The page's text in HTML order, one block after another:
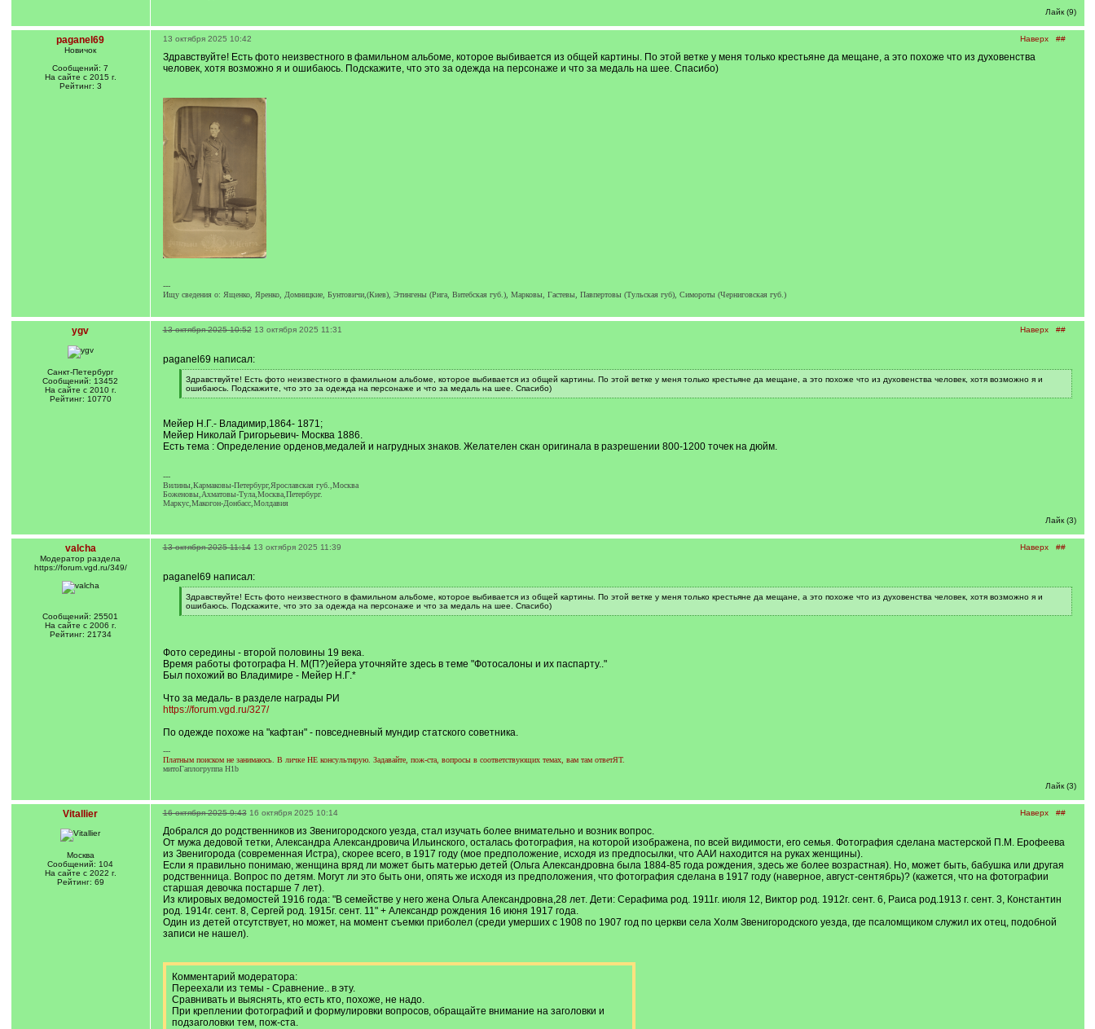
Лайк (9)
paganel69
Новичок
Сообщений: 7
На сайте с 2015 г.
Рейтинг: 3
Наверх ##
13 октября 2025 10:42
Здравствуйте! Есть фото неизвестного в фамильном альбоме, которое выбивается из общей картины. По этой ветке у меня только крестьяне да мещане, а это похоже что из духовенства
человек, хотя возможно я и ошибаюсь. Подскажите, что это за одежда на персонаже и что за медаль на шее. Спасибо)
---
Ищу сведения о: Ященко, Яренко, Домницкие, Бунтовичи,(Киев), Этингены (Рига, Витебская губ.), Марковы, Гастевы, Павпертовы (Тульская губ), Симороты (Черниговская губ.)
ygv
Санкт-Петербург
Сообщений: 13452
На сайте с 2010 г.
Рейтинг: 10770
Наверх ##
13 октября 2025 10:52 13 октября 2025 11:31
paganel69 написал:
[
q
]
Здравствуйте! Есть фото неизвестного в фамильном альбоме, которое выбивается из общей картины. По этой ветке у меня только крестьяне да мещане, а это похоже что из духовенства человек, хотя возможно я и
ошибаюсь. Подскажите, что это за одежда на персонаже и что за медаль на шее. Спасибо)
[
]
Мейер Н.Г.- Владимир,1864- 1871;
Мейер Николай Григорьевич- Москва 1886.
Есть тема : Определение орденов,медалей и нагрудных знаков. Желателен скан оригинала в разрешении 800-1200 точек на дюйм.
---
Вилины,Кармаковы-Петербург,Ярославская губ.,Москва
Боженовы,Ахматовы-Тула,Москва,Петербург.
Маркус,Макогон-Донбасс,Молдавия
Лайк (3)
valcha
Модератор раздела
https://forum.vgd.ru/349/
Сообщений: 25501
На сайте с 2006 г.
Рейтинг: 21734
Наверх ##
13 октября 2025 11:14 13 октября 2025 11:39
paganel69 написал:
[
q
]
Здравствуйте! Есть фото неизвестного в фамильном альбоме, которое выбивается из общей картины. По этой ветке у меня только крестьяне да мещане, а это похоже что из духовенства человек, хотя возможно я и
ошибаюсь. Подскажите, что это за одежда на персонаже и что за медаль на шее. Спасибо)
[
Фото середины - второй половины 19 века.
Время работы фотографа Н. М(П?)ейера уточняйте здесь в теме "Фотосалоны и их паспарту.."
Был похожий во Владимире - Мейер Н.Г.*
Что за медаль- в разделе награды РИ
https://forum.vgd.ru/327/
По одежде похоже на "кафтан" - повседневный мундир статского советника.
---
Платным поиском не занимаюсь. В личке НЕ консультирую. Задавайте, пож-ста, вопросы в соответствующих темах, вам там ответЯТ.
митоГаплогруппа H1b
Лайк (3)
Vitallier
Москва
Сообщений: 104
На сайте с 2022 г.
Рейтинг: 69
Наверх ##
16 октября 2025 9:43 16 октября 2025 10:14
Добрался до родственников из Звенигородского уезда, стал изучать более внимательно и возник вопрос.
От мужа дедовой тетки, Александра Александровича Ильинского, осталась фотография, на которой изображена, по всей видимости, его семья. Фотография сделана мастерской П.М. Ерофеева
из Звенигорода (современная Истра), скорее всего, в 1917 году (мое предположение, исходя из предпосылки, что ААИ находится на руках женщины).
Если я правильно понимаю, женщина вряд ли может быть матерью детей (Ольга Александровна была 1884-85 года рождения, здесь же более возрастная). Но, может быть, бабушка или другая
родственница. Вопрос по детям. Могут ли это быть они, опять же исходя из предположения, что фотография сделана в 1917 году (наверное, август-сентябрь)? (кажется, что на фотографии
старшая девочка постарше 7 лет).
Из клировых ведомостей 1916 года: "В семействе у него жена Ольга Александровна,28 лет. Дети: Серафима род. 1911г. июля 12, Виктор род. 1912г. сент. 6, Раиса род.1913 г. сент. 3, Константин
род. 1914г. сент. 8, Сергей род. 1915г. сент. 11" + Александр рождения 16 июня 1917 года.
Один из детей отсутствует, но может, на момент съемки приболел (среди умерших с 1908 по 1907 год по церкви села Холм Звенигородского уезда, где псаломщиком служил их отец, подобной
записи не нашел).
Комментарий модератора:
Переехали из темы - Сравнение.. в эту.
Сравнивать и выяснять, кто есть кто, похоже, не надо.
При креплении фотографий и формулировки вопросов, обращайте внимание на заголовки и
подзаголовки тем, пож-ста.